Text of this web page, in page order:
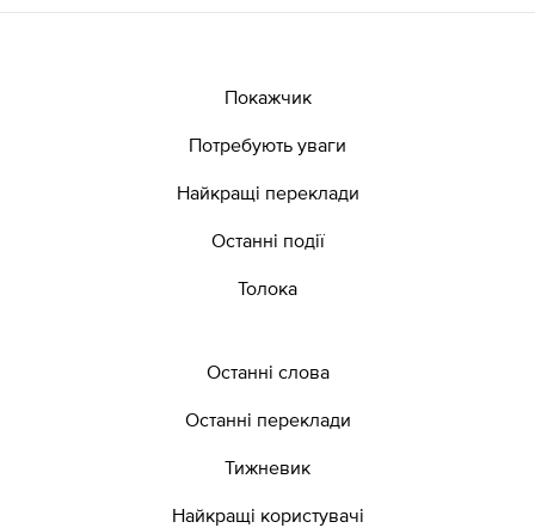
Покажчик
Потребують уваги
Найкращі переклади
Останні події
Толока
Останні слова
Останні переклади
Тижневик
Найкращі користувачі